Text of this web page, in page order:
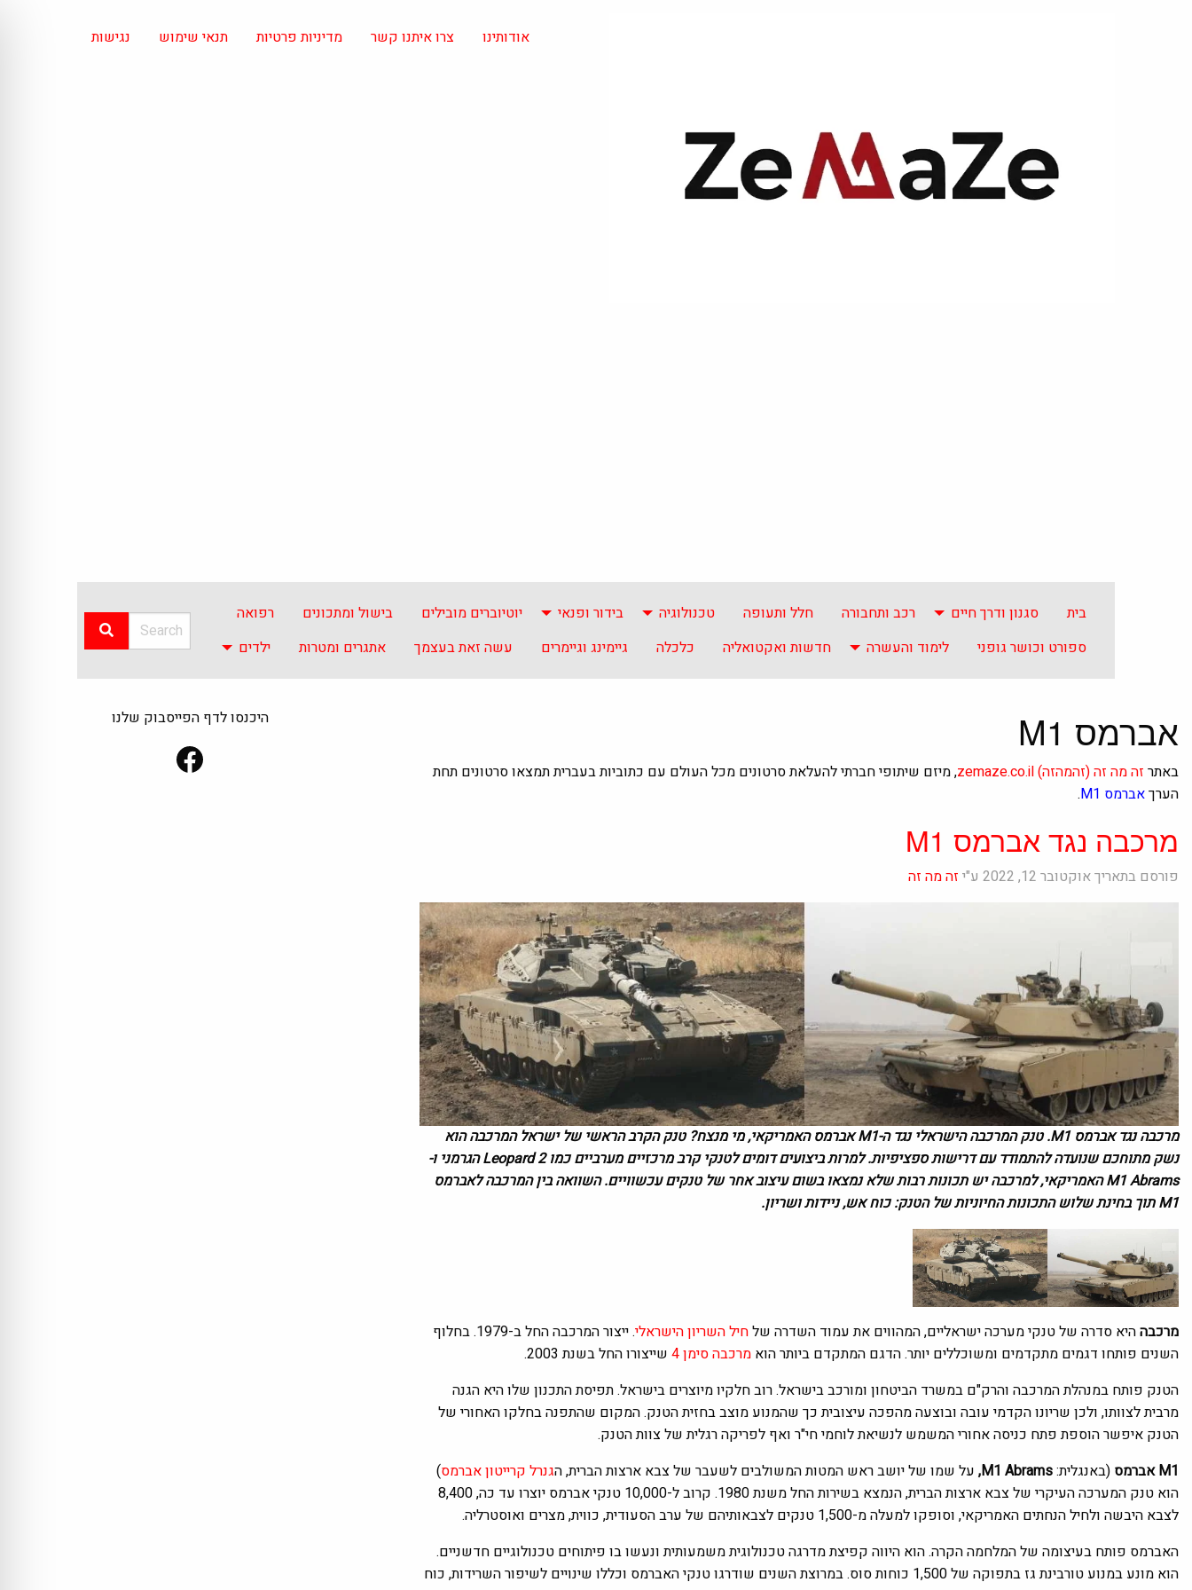
אודותינו צרו איתנו קשר מדיניות פרטיות תנאי שימוש נגישות
בית סגנון ודרך חיים רכב ותחבורה חלל ותעופה טכנולוגיה בידור ופנאי יוטיוברים מובילים בישול ומתכונים
רפואה
ספורט וכושר גופני
לימוד והעשרה חדשות ואקטואליה כלכלה גיימינג וגיימרים עשה זאת בעצמך אתגרים ומטרות ילדים
אברמס M1
באתר זה מה זה(זהמהזה)zemaze.co.il, מיזם שיתופי חברתי להעלאת סרטונים מכל העולם עם כתוביות בעברית תמצאו סרטונים תחת
הערךאברמס M1 .
מרכבה נגד אברמס M1
פורסם בתאריך אוקטובר 12, 2022 ע"י זה מה זה
מרכבה נגד אברמס M1. טנק המרכבה הישראלי נגד ה-M1 אברמס האמריקאי, מי מנצח? טנק הקרב הראשי של ישראל המרכבה הוא
נשק מתוחכם שנועדה להתמודד עם דרישות ספציפיות. למרות ביצועים דומים לטנקי קרב מרכזיים מערביים כמו Leopard 2 הגרמני ו-
M1 Abrams האמריקאי, למרכבה יש תכונות רבות שלא נמצאו בשום עיצוב אחר של טנקים עכשוויים. השוואה בין המרכבה לאברמס
M1 תוך בחינת שלוש התכונות החיוניות של הטנק: כוח אש, ניידות ושריון.
מרכבההיא סדרה של טנקי מערכה ישראליים, המהווים את עמוד השדרה שלחיל השריון הישראלי
. ייצור המרכבה החל ב-1979. בחלוף
השנים פותחו דגמים מתקדמים ומשוכללים יותר. הדגם המתקדם ביותר הוא מרכבה סימן 4
שייצורו החל בשנת 2003.
הטנק פותח במנהלת המרכבה והרק"ם במשרד הביטחון ומורכב בישראל. רוב חלקיו מיוצרים בישראל. תפיסת התכנון שלו היא הגנה
מרבית לצוותו, ולכן שריונו הקדמי עובה ובוצעה מהפכה עיצובית כך שהמנוע מוצב בחזית הטנק. המקום שהתפנה בחלקו האחורי של
הטנק איפשר הוספת פתח כניסה אחורי המשמש לנשיאת לוחמי חי"ר ואף לפריקה רגלית של צוות הטנק.
M1 אברמס
(באנגלית:M1 Abrams, על שמו של יושב ראש המטות המשולבים לשעבר של צבא ארצות הברית, הגנרל קרייטון אברמס)
הוא טנק המערכה העיקרי של צבא ארצות הברית, הנמצא בשירות החל משנת 1980. קרוב ל-10,000 טנקי אברמס יוצרו עד כה, 8,400
לצבא היבשה ולחיל הנחתים האמריקאי, וסופקו למעלה מ-1,500 טנקים לצבאותיהם של ערב הסעודית, כווית, מצרים ואוסטרליה.
האברמס פותח בעיצומה של המלחמה הקרה. הוא היווה קפיצת מדרגה טכנולוגית משמעותית ונעשו בו פיתוחים טכנולוגיים חדשניים.
הוא מונע במנוע טורבינת גז בתפוקה של 1,500 כוחות סוס. במרוצת השנים שודרגו טנקי האברמס וכללו שינויים לשיפור השרידות, כוח
היכנסו לדף הפייסבוק שלנו
Facebook